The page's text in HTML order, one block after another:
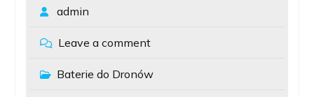
admin
Leave a comment
Baterie do Dronów